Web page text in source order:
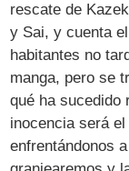
rescate de
y Sai, y cuenta
habitantes no
manga, pero se
qué ha sucedido
inocencia será
enfrentándonos